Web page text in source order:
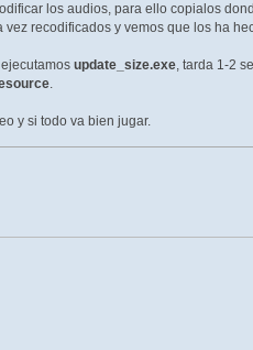
los audios, para ello copialos
recodificados y vemos que los ha
update_size.exe, tarda 1-2
.
y si todo va bien jugar.